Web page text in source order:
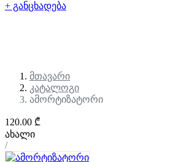
+ განცხადება
მთავარი
კატალოგი
ამორტიზატორი
120.00 ₾
ახალი
/